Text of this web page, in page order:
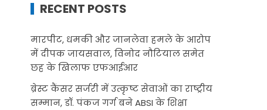
RECENT POSTS
मारपीट, धमकी और जानलेवा हमले के आरोप
में दीपक जायसवाल, विनोद नौटियाल समेत
छह के खिलाफ एफआईआर
ब्रेस्ट कैंसर सर्जरी में उत्कृष्ट सेवाओं का राष्ट्रीय
सम्मान, डॉ. पंकज गर्ग बने ABSI के शिक्षा